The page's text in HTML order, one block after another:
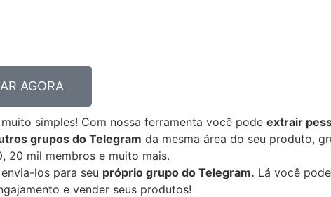
AGORA
muito simples! Com nossa ferramenta você pode extrair
grupos do Telegram da mesma área do seu produto,
20 mil membros e muito mais.
envia-los para seu próprio grupo do Telegram. Lá você
e vender seus produtos!